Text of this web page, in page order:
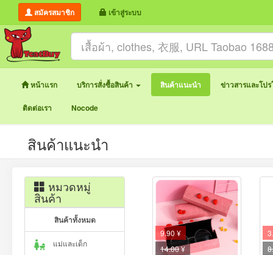
สมัครสมาชิก เข้าสู่ระบบ
หน้าแรก บริการสั่งซื้อสินค้า สินค้าแนะนำ ข่าวสารและโป
ติดต่อเรา Nocode
สินค้าแนะนำ
หมวดหมู่
สินค้า
สินค้าทั้งหมด
แม่และเด็ก
9.90 ¥
14.00¥